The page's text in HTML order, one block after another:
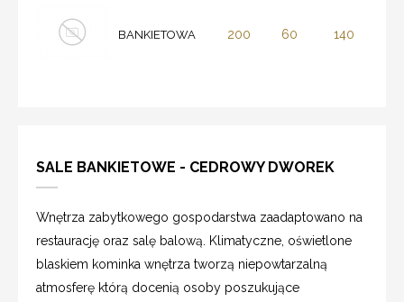
BANKIETOWA 200 60 140
SALE BANKIETOWE - CEDROWY DWOREK
Wnętrza zabytkowego gospodarstwa zaadaptowano na
restaurację oraz salę balową. Klimatyczne, oświetlone
blaskiem kominka wnętrza tworzą niepowtarzalną
atmosferę którą docenią osoby poszukujące